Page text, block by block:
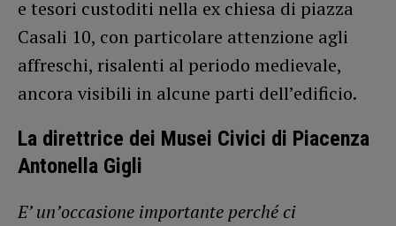
e tesori custoditi nella ex chiesa di piazza
Casali 10, con particolare attenzione agli
affreschi, risalenti al periodo medievale,
ancora visibili in alcune parti dell’edificio.
La direttrice dei Musei Civici di Piacenza
Antonella Gigli
E’ un’occasione importante perché ci